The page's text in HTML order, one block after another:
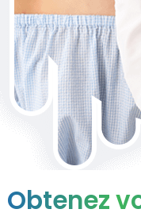
Obtenez